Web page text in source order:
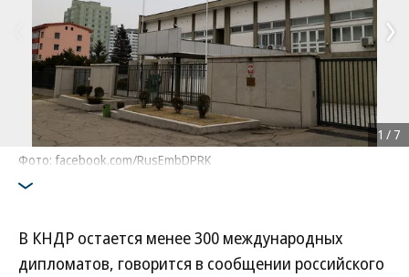
Фото: facebook.com/RusEmbDPRK
1 / 7
В КНДР остается менее 300 международных
дипломатов, говорится в сообщении российского